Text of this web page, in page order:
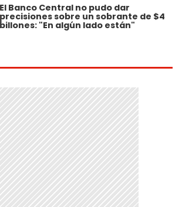
El Banco Central no pudo dar
precisiones sobre un sobrante de $4
billones: "En algún lado están"